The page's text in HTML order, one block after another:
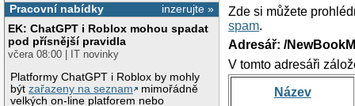
inzerujte »
Pracovní nabídky
EK: ChatGPT i Roblox mohou spadat
pod přísnější pravidla
včera 08:00 | IT novinky
Platformy ChatGPT i Roblox by mohly
býtzařazeny na seznam
mimořádně
velkých on-line platforem nebo
Zde si můžete
spam.
Adresář: /
V tomto adresáři
Název